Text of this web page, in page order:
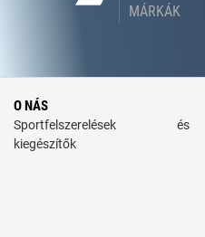
MÁRKÁK
O NÁS
Sportfelszerelések és
kiegészítők